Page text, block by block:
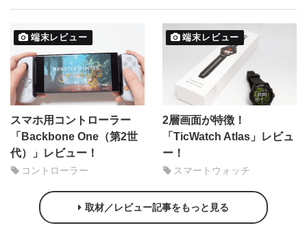
端末レビュー
スマホ用コントローラー
「Backbone One（第2世
代）」レビュー！
コントローラー
端末レビュー
2層画面が特徴！
「TicWatch Atlas」レビュ
ー！
スマートウォッチ
取材／レビュー記事をもっと見る